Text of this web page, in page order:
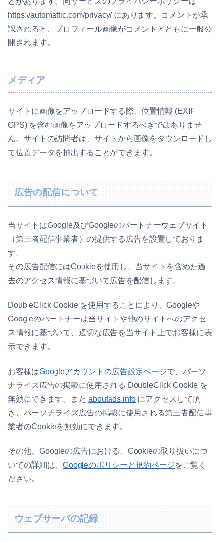
https://automattic.com/privacy/ にあります。コメントが承
認されると、プロフィール画像がコメントとともに一般公
開されます。
メディア
サイトに画像をアップロードする際、位置情報 (EXIF
GPS) を含む画像をアップロードするべきではありませ
ん。サイトの訪問者は、サイトから画像をダウンロードし
て位置データを抽出することができます。
広告の配信について
当サイトはGoogle及びGoogleのパートナーウェブサイト
（第三者配信事業者）の提供する広告を設置しておりま
す。
その広告配信にはCookieを使用し、当サイトを含めた過
去のアクセス情報に基づいて広告を配信します。
DoubleClick Cookie を使用することにより、Googleや
Googleのパートナーは当サイトや他のサイトへのアクセ
ス情報に基づいて、適切な広告を当サイト上でお客様に表
示できます。
お客様はGoogleアカウントの広告設定ページで、パーソ
ナライズ広告の掲載に使用される DoubleClick Cookie を
無効にできます。また aboutads.info にアクセスして頂
き、パーソナライズ広告の掲載に使用される第三者配信事
業者のCookieを無効にできます。
その他、Googleの広告における、Cookieの取り扱いにつ
いての詳細は、 Googleのポリシーと規約ページをご覧く
ださい。
ウェブサーバの記録